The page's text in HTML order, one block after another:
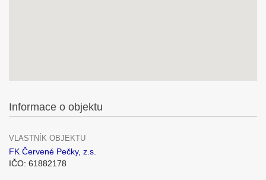
Informace o objektu
VLASTNÍK OBJEKTU
FK Červené Pečky, z.s.
IČO: 61882178